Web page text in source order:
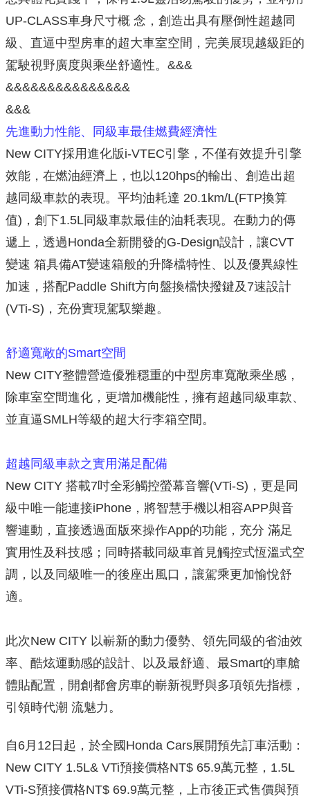
UP-CLASS車身尺寸概 念，創造出具有壓倒性超越同
級、直逼中型房車的超大車室空間，完美展現越級距的
駕駛視野廣度與乘坐舒適性。&&&
&&&&&&&&&&&&&&&
&&&
先進動力性能、同級車最佳燃費經濟性
New CITY採用進化版i-VTEC引擎，不僅有效提升引擎
效能，在燃油經濟上，也以120hps的輸出、創造出超
越同級車款的表現。平均油耗達 20.1km/L(FTP換算
值)，創下1.5L同級車款最佳的油耗表現。在動力的傳
遞上，透過Honda全新開發的G-Design設計，讓CVT
變速 箱具備AT變速箱般的升降檔特性、以及優異線性
加速，搭配Paddle Shift方向盤換檔快撥鍵及7速設計
(VTi-S)，充份實現駕馭樂趣。
舒適寬敞的Smart空間
New CITY整體營造優雅穩重的中型房車寬敞乘坐感，
除車室空間進化，更增加機能性，擁有超越同級車款、
並直逼SMLH等級的超大行李箱空間。
超越同級車款之實用滿足配備
New CITY 搭載7吋全彩觸控螢幕音響(VTi-S)，更是同
級中唯一能連接iPhone，將智慧手機以相容APP與音
響連動，直接透過面版來操作App的功能，充分 滿足
實用性及科技感；同時搭載同級車首見觸控式恆溫式空
調，以及同級唯一的後座出風口，讓駕乘更加愉悅舒
適。
此次New CITY 以嶄新的動力優勢、領先同級的省油效
率、酷炫運動感的設計、以及最舒適、最Smart的車艙
體貼配置，開創都會房車的嶄新視野與多項領先指標，
引領時代潮 流魅力。
自6月12日起，於全國Honda Cars展開預先訂車活動：
New CITY 1.5L& VTi預接價格NT$ 65.9萬元整，1.5L
VTi-S預接價格NT$ 69.9萬元整，上市後正式售價與預